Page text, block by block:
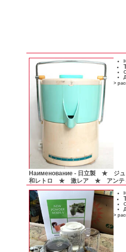
>
Наименование - 日立製 ★ ジ
和レトロ ★ 激レア ★ アンテ
>